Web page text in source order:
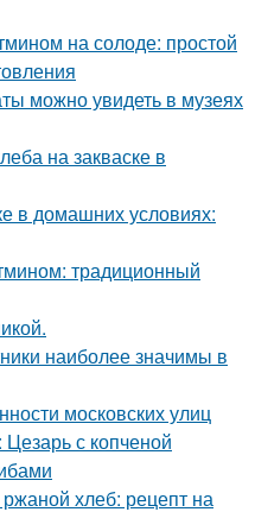
на солоде: простой
можно увидеть в музеях
на закваске в
в домашних условиях:
традиционный
наиболее значимы в
московских улиц
с копченой
хлеб: рецепт на